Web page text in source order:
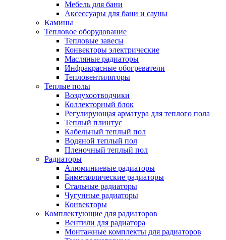
Мебель для бани
Аксессуары для бани и сауны
Камины
Тепловое оборудование
Тепловые завесы
Конвекторы электрические
Масляные радиаторы
Инфракрасные обогреватели
Тепловентиляторы
Теплые полы
Воздухоотводчики
Коллекторный блок
Регулирующая арматура для теплого пола
Теплый плинтус
Кабельный теплый пол
Водяной теплый пол
Пленочный теплый пол
Радиаторы
Алюминиевые радиаторы
Биметаллические радиаторы
Стальные радиаторы
Чугунные радиаторы
Конвекторы
Комплектующие для радиаторов
Вентили для радиатора
Монтажные комплекты для радиаторов